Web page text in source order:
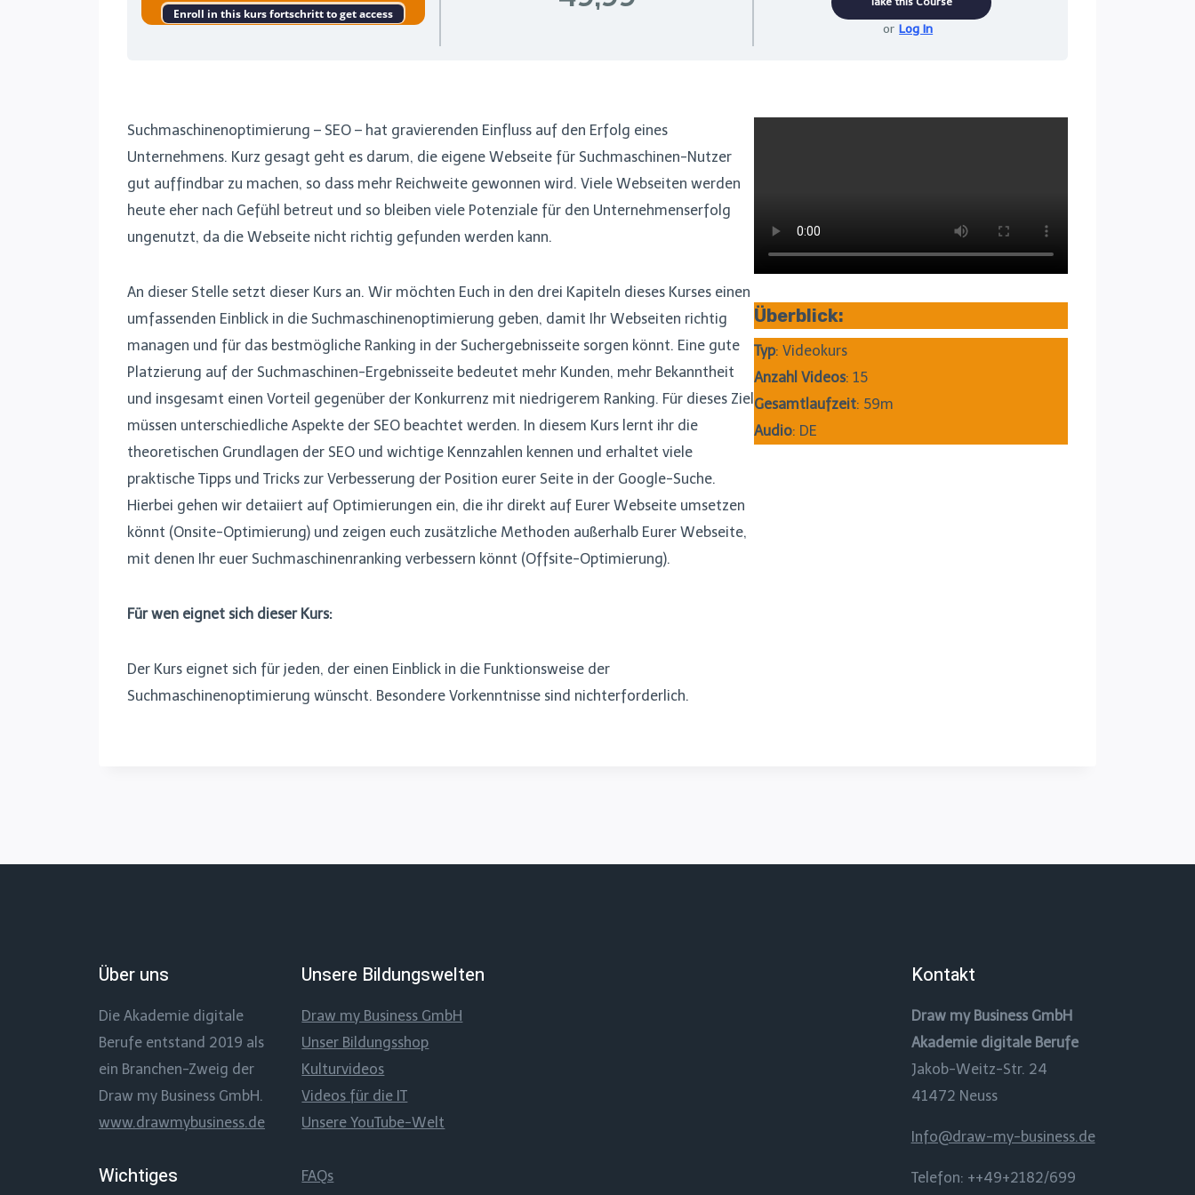
Enroll in this kurs fortschritt to get access
or Log In
Suchmaschinenoptimierung – SEO – hat gravierenden Einfluss auf den Erfolg eines
Unternehmens. Kurz gesagt geht es darum, die eigene Webseite für Suchmaschinen-Nutzer
gut auffindbar zu machen, so dass mehr Reichweite gewonnen wird. Viele Webseiten werden
heute eher nach Gefühl betreut und so bleiben viele Potenziale für den Unternehmenserfolg
ungenutzt, da die Webseite nicht richtig gefunden werden kann.
An dieser Stelle setzt dieser Kurs an. Wir möchten Euch in den drei Kapiteln dieses Kurses einen
umfassenden Einblick in die Suchmaschinenoptimierung geben, damit Ihr Webseiten richtig
managen und für das bestmögliche Ranking in der Suchergebnisseite sorgen könnt. Eine gute
Platzierung auf der Suchmaschinen-Ergebnisseite bedeutet mehr Kunden, mehr Bekanntheit
und insgesamt einen Vorteil gegenüber der Konkurrenz mit niedrigerem Ranking. Für dieses Ziel
müssen unterschiedliche Aspekte der SEO beachtet werden. In diesem Kurs lernt ihr die
theoretischen Grundlagen der SEO und wichtige Kennzahlen kennen und erhaltet viele
praktische Tipps und Tricks zur Verbesserung der Position eurer Seite in der Google-Suche.
Hierbei gehen wir detaiiert auf Optimierungen ein, die ihr direkt auf Eurer Webseite umsetzen
könnt (Onsite-Optimierung) und zeigen euch zusätzliche Methoden außerhalb Eurer Webseite,
mit denen Ihr euer Suchmaschinenranking verbessern könnt (Offsite-Optimierung).
Für wen eignet sich dieser Kurs:
Der Kurs eignet sich für jeden, der einen Einblick in die Funktionsweise der
Suchmaschinenoptimierung wünscht. Besondere Vorkenntnisse sind nichterforderlich.
Überblick:
Typ: Videokurs
Anzahl Videos: 15
Gesamtlaufzeit: 59m
Audio: DE
Über uns
Die Akademie digitale
Berufe entstand 2019 als
ein Branchen-Zweig der
Draw my Business GmbH.
www.drawmybusiness.de
Wichtiges
Unsere Bildungswelten
Draw my Business GmbH
Unser Bildungsshop
Kulturvideos
Videos für die IT
Unsere YouTube-Welt
FAQs
Kontakt
Draw my Business GmbH
Akademie digitale Berufe
Jakob-Weitz-Str. 24
41472 Neuss
Info@draw-my-business.de
Telefon: ++49+2182/699